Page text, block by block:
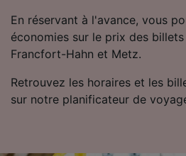
En réservant à l'avance, vous
économies sur le prix des
Francfort-Hahn et Metz.
Retrouvez les horaires et les
sur notre planificateur de